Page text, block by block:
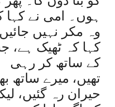
ہوں۔ امی نے کہا
وہ مکر نہیں
کہا کہ ٹھیک ہے،
کے ساتھ کر رہی
تھیں، میرے ساتھ
حیران رہ گئیں،